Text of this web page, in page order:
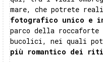
mare, che potrete
fotografico unico e
parco della
bucolici, nei quali
più romantico dei